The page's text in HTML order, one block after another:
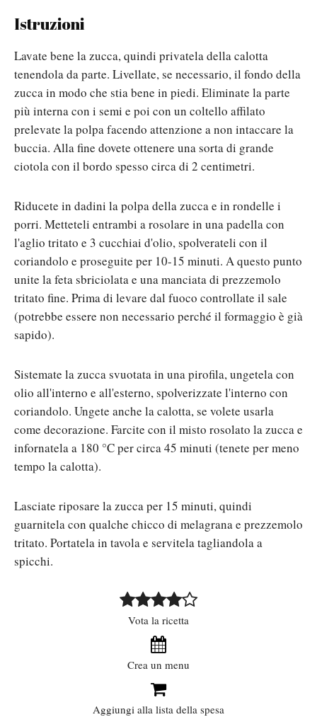
Istruzioni
Lavate bene la zucca, quindi privatela della calotta
tenendola da parte. Livellate, se necessario, il fondo della
zucca in modo che stia bene in piedi. Eliminate la parte
più interna con i semi e poi con un coltello affilato
prelevate la polpa facendo attenzione a non intaccare la
buccia. Alla fine dovete ottenere una sorta di grande
ciotola con il bordo spesso circa di 2 centimetri.
Riducete in dadini la polpa della zucca e in rondelle i
porri. Metteteli entrambi a rosolare in una padella con
l'aglio tritato e 3 cucchiai d'olio, spolverateli con il
coriandolo e proseguite per 10-15 minuti. A questo punto
unite la feta sbriciolata e una manciata di prezzemolo
tritato fine. Prima di levare dal fuoco controllate il sale
(potrebbe essere non necessario perché il formaggio è già
sapido).
Sistemate la zucca svuotata in una pirofila, ungetela con
olio all'interno e all'esterno, spolverizzate l'interno con
coriandolo. Ungete anche la calotta, se volete usarla
come decorazione. Farcite con il misto rosolato la zucca e
infornatela a 180 °C per circa 45 minuti (tenete per meno
tempo la calotta).
Lasciate riposare la zucca per 15 minuti, quindi
guarnitela con qualche chicco di melagrana e prezzemolo
tritato. Portatela in tavola e servitela tagliandola a
spicchi.
Vota la ricetta
Crea un menu
Aggiungi alla lista della spesa